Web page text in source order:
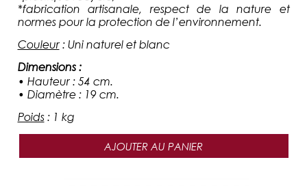
*fabrication artisanale, respect de la nature et
normes pour la protection de l’environnement.
Couleur: Uni naturel et blanc
Dimensions:
• Hauteur : 54 cm.
• Diamètre : 19 cm.
Poids: 1 kg
AJOUTER AU PANIER